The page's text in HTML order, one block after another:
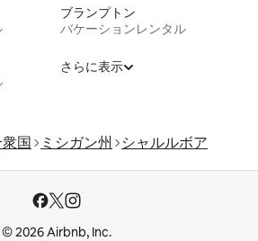
ブランプトン
バケーションレンタル
さらに表示
国 ミシガン州
シャルルボア
© 2026 Airbnb, Inc.